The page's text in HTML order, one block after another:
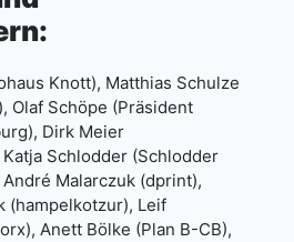
Knott), Matthias Schulze
Olaf Schöpe (Präsident
Dirk Meier
Schlodder (Schlodder
Malarczuk (dprint),
(hampelkotzur), Leif
Anett Bölke (Plan B-CB),